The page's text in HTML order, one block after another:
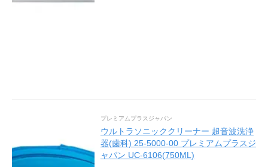
プレミアムプラスジャパン
ウルトラソニッククリーナー 超音波洗浄
器(歯科) 25-5000-00 プレミアムプラスジ
ャパン UC-6106(750ML)